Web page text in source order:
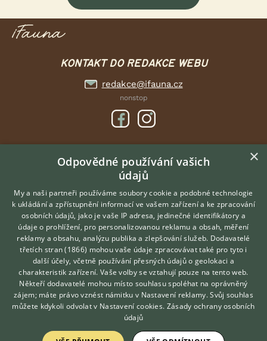
KONTAKT DO REDAKCE WEBU
redakce@ifauna.cz
nonstop
DOMOVSKÁ STRÁNKA
INZERCE
DISKUSE
ČLÁNKY
O nás
Kontakt
Možnosti zvýraznění inzerátů
Podmínky užití
Zpracování osobních údajů
Přihlášení
Hledáte zvířecího kamaráda?
Zdarma vám poradí
VETERINÁŘ ONLINE
KONZULTOVAT S
VETERINÁŘEM
×
Odpovědné používání vašich
údajů
My a naši partneři používáme soubory cookie a podobné technologie
k ukládání a zpřístupnění informací ve vašem zařízení a ke zpracování
osobních údajů, jako je vaše IP adresa, jedinečné identifikátory a
údaje o prohlížení, pro personalizovanou reklamu a obsah, měření
reklamy a obsahu, analýzu publika a zlepšování služeb. Dodavatelé
třetích stran (1866) mohou vaše údaje zpracovávat také pro tyto i
další účely, včetně používání přesných údajů o geolokaci a
charakteristik zařízení. Vaše volby se vztahují pouze na tento web.
Někteří dodavatelé mohou místo souhlasu spoléhat na oprávněný
zájem; máte právo vznést námitku v Nastavení reklamy. Svůj souhlas
můžete kdykoli odvolat v Nastavení cookies. Zásady ochrany osobních
údajů